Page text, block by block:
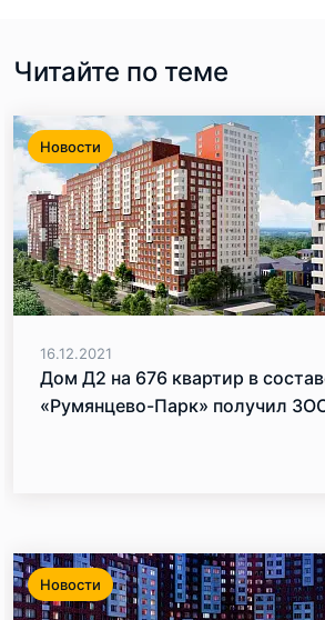
Читайте по теме
Новости
16.12.2021
Дом Д2 на 676 квартир в
«Румянцево-Парк» получил
Новости